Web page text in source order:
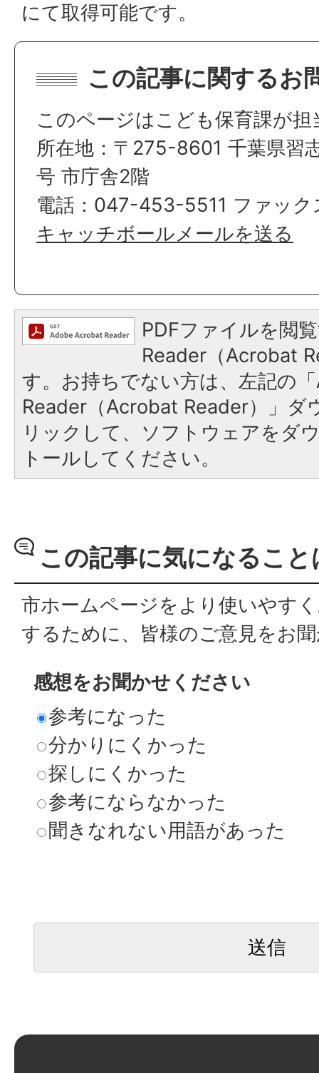
にて取得可能です。
この記事に関するお
このページはこども保育課が
所在地：〒275-8601 千葉県習
号 市庁舎2階
電話：047-453-5511 ファッ
キャッチボールメールを送る
PDFファイルを閲
Reader（Acrobat
す。お持ちでない方は、左記の
Reader（Acrobat Reader）」ダ
リックして、ソフトウェアをダ
トールしてください。
この記事に気になるこ
市ホームページをより使いやす
するために、皆様のご意見をお
感想をお聞かせください
参考になった
分かりにくかった
探しにくかった
参考にならなかった
聞きなれない用語があった